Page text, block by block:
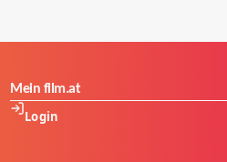
Mein film.at
Login